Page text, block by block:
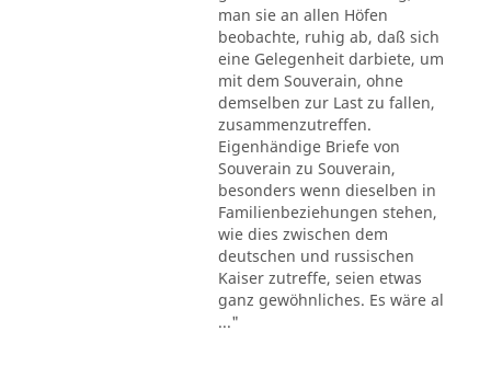
man sie an allen Höfen
beobachte, ruhig ab, daß sich
eine Gelegenheit darbiete, um
mit dem Souverain, ohne
demselben zur Last zu fallen,
zusammenzutreffen.
Eigenhändige Briefe von
Souverain zu Souverain,
besonders wenn dieselben in
Familienbeziehungen stehen,
wie dies zwischen dem
deutschen und russischen
Kaiser zutreffe, seien etwas
ganz gewöhnliches. Es wäre al
..."